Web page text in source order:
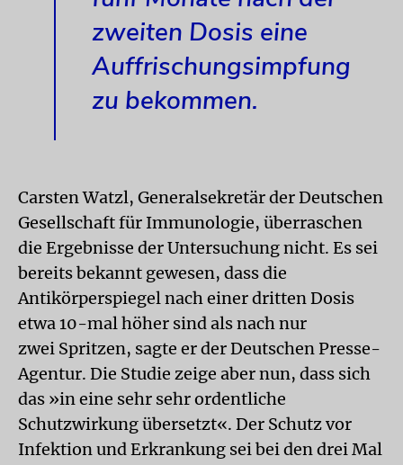
zweiten Dosis eine
Auffrischungsimpfung
zu bekommen.
Carsten Watzl, Generalsekretär der Deutschen
Gesellschaft für Immunologie, überraschen
die Ergebnisse der Untersuchung nicht. Es sei
bereits bekannt gewesen, dass die
Antikörperspiegel nach einer dritten Dosis
etwa 10-mal höher sind als nach nur
zwei Spritzen, sagte er der Deutschen Presse-
Agentur. Die Studie zeige aber nun, dass sich
das »in eine sehr sehr ordentliche
Schutzwirkung übersetzt«. Der Schutz vor
Infektion und Erkrankung sei bei den drei Mal